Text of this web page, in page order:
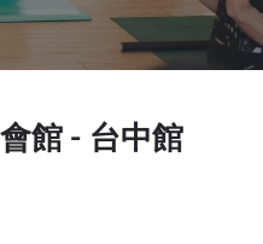
館 - 台中館